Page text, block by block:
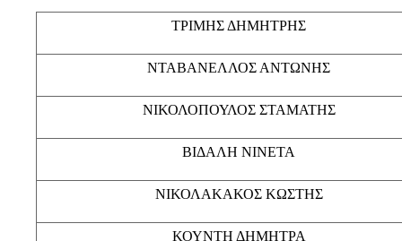
ΤΡΙΜΗΣ ΔΗΜΗΤΡΗΣ
ΝΤΑΒΑΝΕΛΛΟΣ ΑΝΤΩΝΗΣ
ΝΙΚΟΛΟΠΟΥΛΟΣ ΣΤΑΜΑΤΗΣ
ΒΙΔΑΛΗ ΝΙΝΕΤΑ
ΝΙΚΟΛΑΚΑΚΟΣ ΚΩΣΤΗΣ
ΚΟΥΝΤΗ ΔΗΜΗΤΡΑ